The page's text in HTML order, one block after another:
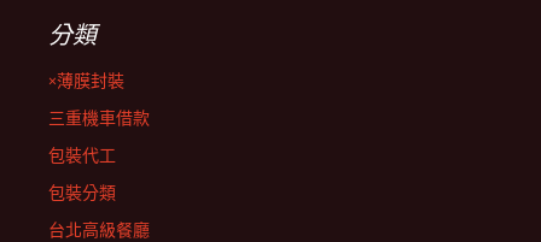
分類
×薄膜封裝
三重機車借款
包裝代工
包裝分類
台北高級餐廳